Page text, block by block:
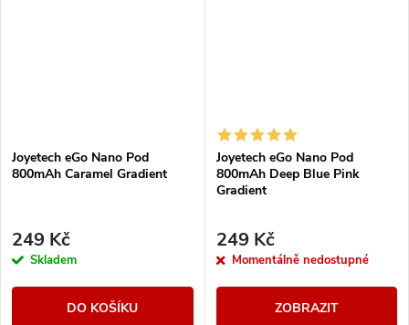
Joyetech eGo Nano Pod
800mAh Caramel Gradient
249 Kč
Skladem
DO KOŠÍKU
Joyetech eGo Nano Pod
800mAh Deep Blue Pink
Gradient
249 Kč
Momentálně nedostupné
ZOBRAZIT